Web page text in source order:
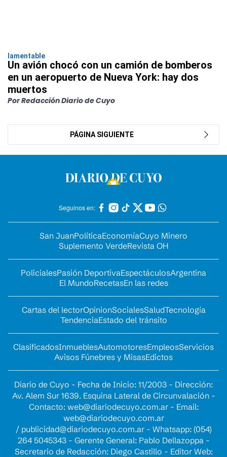
lamentable
Un avión chocó con un camión de bomberos
en un aeropuerto de Nueva York: hay dos
muertos
Por Redacción Diario de Cuyo
PÁGINA SIGUIENTE
Seguinos en:
San JuanPolíticaEconomíaCuyo Minero
Suplemento VerdeRevista OH
PolicialesPasión DeportivaEspectáculosArgentina
El MundoRecetasEn las redes
Cartas del lectorOpinionSocialesSaludTecnología
TendenciaEstado del tránsito
ClasificadosInmueblesAutomotoresEmpleosServicios
Avisos Fúnebres y MisasEdictos
Diario de Cuyo - Fecha de Inicio: 11/2003 - Dirección:
Av. Alem Sur 1639. Esquina Lateral de Circunvalación -
Contacto: web@diariodecuyo.com.ar- Email:
web@diariodecuyo.com.ar
/ publicidad@diariodecuyo.com.ar- Whatsapp: (054)
264 5045343 - Gerente General: Pablo Dellazoppa -
Secretario de Redacción: Diego Castillo - Editor Web: